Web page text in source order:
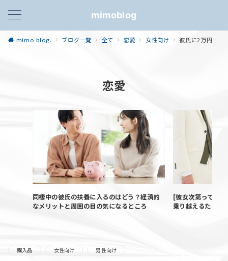
mimoblog
mimo blog. ブログ一覧 全て 恋愛 女性向け 彼氏に2万円の『FunLogy HOME』プロジェクターをプレゼントしてみた！どの商品？画質は綺麗？
恋愛
同棲中の彼氏の扶養に入るのはどう？経済的
なメリットと周囲の目の気になるところ
[彼女次第って言
乗り越えるために
購入品 女性向け 男性向け